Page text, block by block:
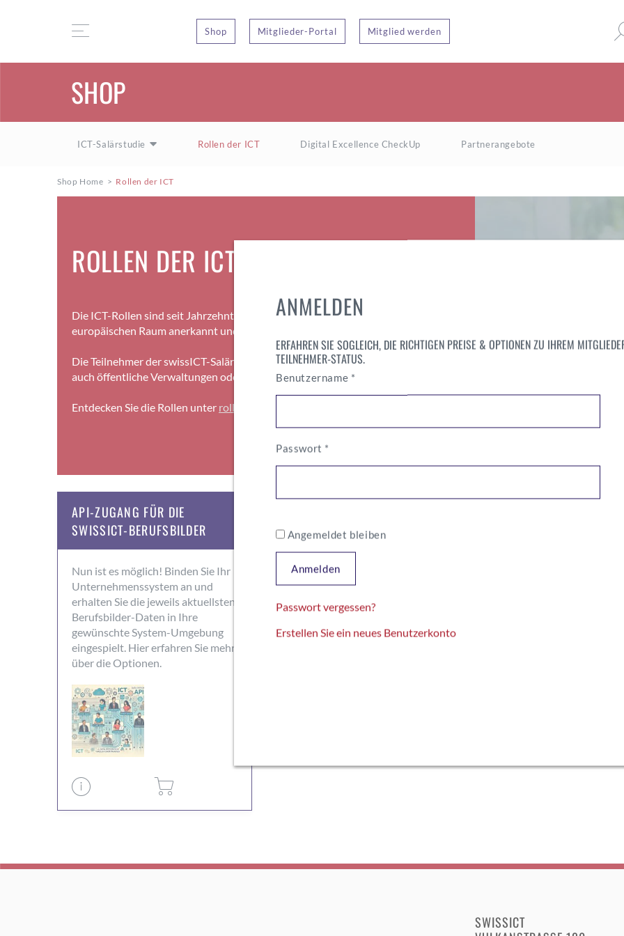
Shop Mitglieder-Portal Mitglied werden
SHOP
ICT-Salärstudie Rollen der ICT Digital Excellence CheckUp Partnerangebote
Shop Home > Rollen der ICT
ROLLEN DER ICT
Die ICT-Rollen sind seit Jahrzehnten in der Schweiz und im deutschsprachigen
europäischen Raum anerkannt und in Nutzung.
Die Teilnehmer der swissICT-Salärstudie nutzen diese gleichermassen, wie
auch öffentliche Verwaltungen oder KMUs.
Entdecken Sie die Rollen unter rollen-der-ict.ch
API-ZUGANG FÜR DIE
SWISSICT-BERUFSBILDER
Nun ist es möglich! Binden Sie Ihr
Unternehmenssystem an und
erhalten Sie die jeweils aktuellsten
Berufsbilder-Daten in Ihre
gewünschte System-Umgebung
eingespielt. Hier erfahren Sie mehr
über die Optionen.
ANMELDEN
ERFAHREN SIE SOGLEICH, DIE RICHTIGEN PREISE & OPTIONEN ZU IHREM
TEILNEHMER-STATUS.
Benutzername *
Passwort *
Angemeldet bleiben
Anmelden
Passwort vergessen?
Erstellen Sie ein neues Benutzerkonto
SWISSICT